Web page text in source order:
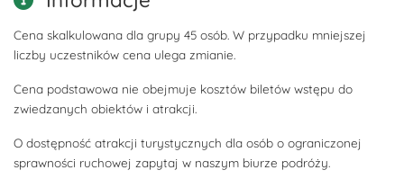
Cena skalkulowana dla grupy 45 osób. W przypadku mniejszej
liczby uczestników cena ulega zmianie.
Cena podstawowa nie obejmuje kosztów biletów wstępu do
zwiedzanych obiektów i atrakcji.
O dostępność atrakcji turystycznych dla osób o ograniczonej
sprawności ruchowej zapytaj w naszym biurze podróży.